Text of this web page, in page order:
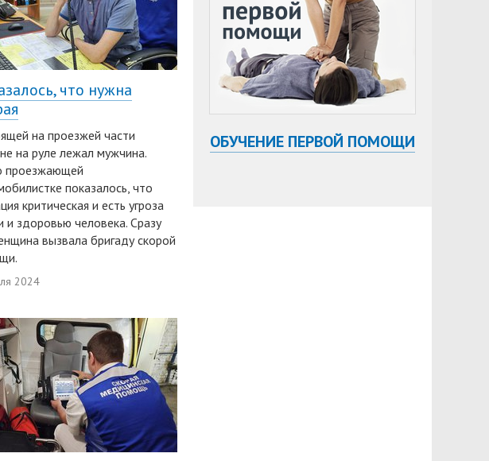
что нужна
на проезжей части
на руле лежал мужчина.
проезжающей
показалось, что
критическая и есть угроза
и здоровью человека. Сразу
вызвала бригаду скорой
2024
ОБУЧЕНИЕ ПЕРВОЙ ПОМОЩИ